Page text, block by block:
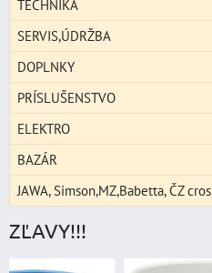
TECHNIKA
SERVIS,ÚDRŽBA
DOPLNKY
PRÍSLUŠENSTVO
ELEKTRO
BAZÁR
JAWA, Simson,MZ,Babetta, ČZ
ZĽAVY!!!